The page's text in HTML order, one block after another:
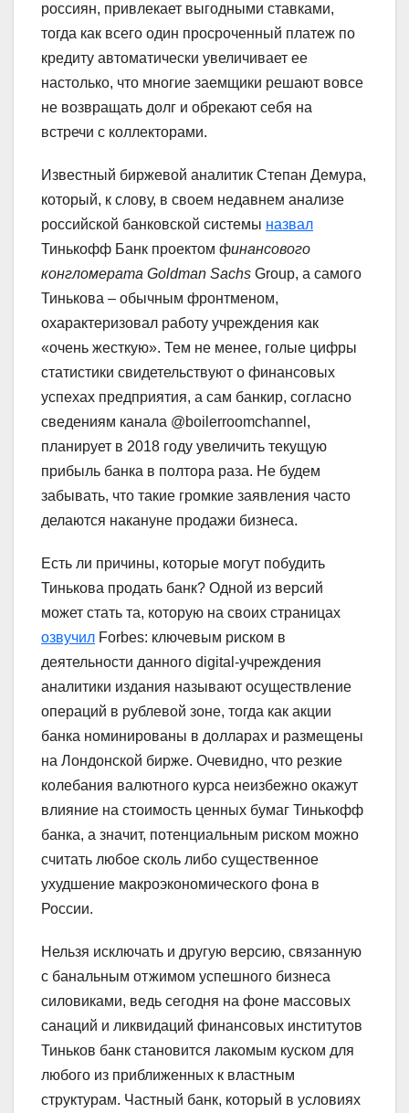
россиян, привлекает выгодными ставками,
тогда как всего один просроченный платеж по
кредиту автоматически увеличивает ее
настолько, что многие заемщики решают вовсе
не возвращать долг и обрекают себя на
встречи с коллекторами.
Известный биржевой аналитик Степан Демура,
который, к слову, в своем недавнем анализе
российской банковской системы назвал
Тинькофф Банк проектом финансового
конгломерата Goldman Sachs Group, а самого
Тинькова – обычным фронтменом,
охарактеризовал работу учреждения как
«очень жесткую». Тем не менее, голые цифры
статистики свидетельствуют о финансовых
успехах предприятия, а сам банкир, согласно
сведениям канала @boilerroomchannel,
планирует в 2018 году увеличить текущую
прибыль банка в полтора раза. Не будем
забывать, что такие громкие заявления часто
делаются накануне продажи бизнеса.
Есть ли причины, которые могут побудить
Тинькова продать банк? Одной из версий
может стать та, которую на своих страницах
озвучил Forbes: ключевым риском в
деятельности данного digital-учреждения
аналитики издания называют осуществление
операций в рублевой зоне, тогда как акции
банка номинированы в долларах и размещены
на Лондонской бирже. Очевидно, что резкие
колебания валютного курса неизбежно окажут
влияние на стоимость ценных бумаг Тинькофф
банка, а значит, потенциальным риском можно
считать любое сколь либо существенное
ухудшение макроэкономического фона в
России.
Нельзя исключать и другую версию, связанную
с банальным отжимом успешного бизнеса
силовиками, ведь сегодня на фоне массовых
санаций и ликвидаций финансовых институтов
Тиньков банк становится лакомым куском для
любого из приближенных к властным
структурам. Частный банк, который в условиях